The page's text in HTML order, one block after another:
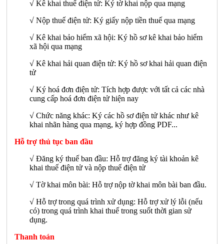
√ Kê khai thuế điện tử: Ký tờ khai nộp qua mạng
√ Nộp thuế điện tử: Ký giấy nộp tiền thuế qua mạng
√ Kê khai bảo hiểm xã hội: Ký hồ sơ kê khai bảo hiểm
xã hội qua mạng
√ Kê khai hải quan điện tử: Ký hồ sơ khai hải quan điện
tử
√ Ký hoá đơn điện tử: Tích hợp được với tất cả các nhà
cung cấp hoá đơn điện tử hiện nay
√ Chức năng khác: Ký các hồ sơ điện tử khác như kê
khai nhãn hàng qua mạng, ký hợp đồng PDF...
Hỗ trợ thủ tục ban đầu
√ Đăng ký thuế ban đầu: Hỗ trợ đăng ký tài khoản kê
khai thuế điện tử và nộp thuế điện tử
√ Tờ khai môn bài: Hỗ trợ nộp tờ khai môn bài ban đầu.
√ Hỗ trợ trong quá trình xử dụng: Hỗ trợ xử lý lỗi (nếu
có) trong quá trình khai thuế trong suốt thời gian sử
dụng.
Thanh toán